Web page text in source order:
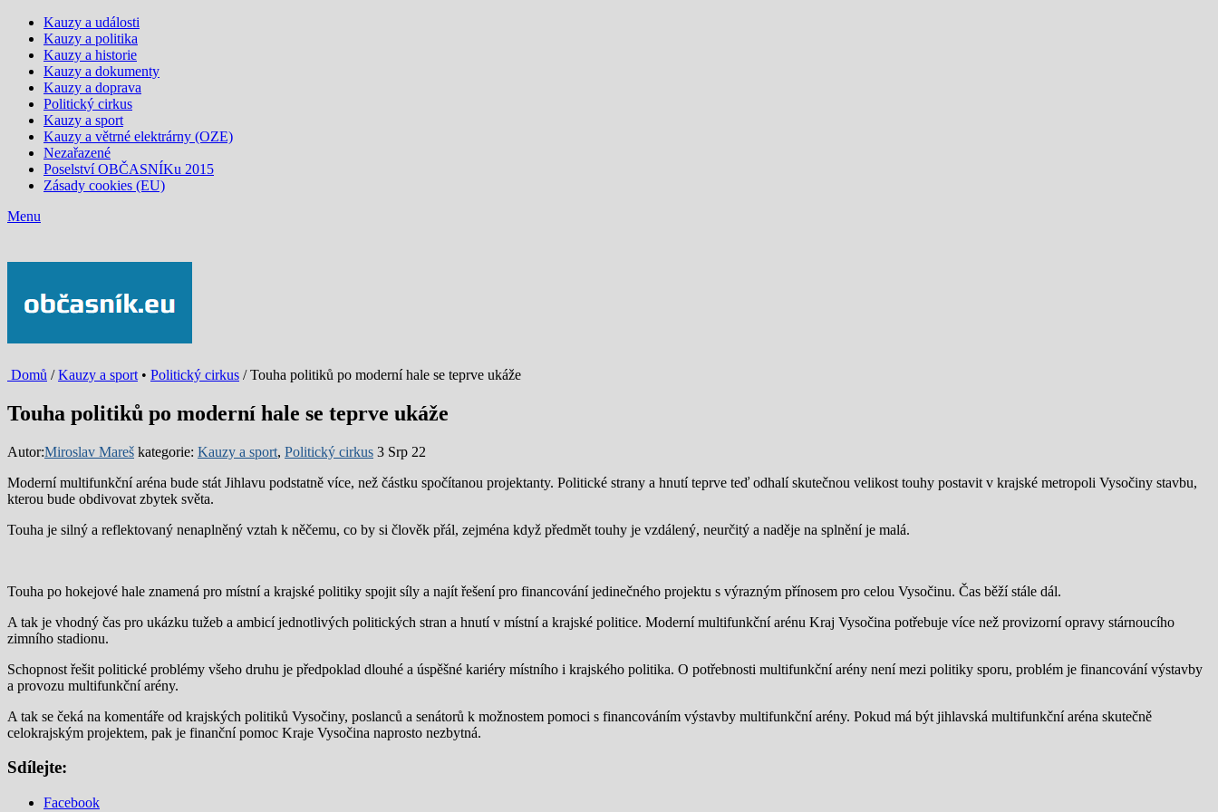
Kauzy a události
Kauzy a politika
Kauzy a historie
Kauzy a dokumenty
Kauzy a doprava
Politický cirkus
Kauzy a sport
Kauzy a větrné elektrárny (OZE)
Nezařazené
Poselství OBČASNÍKu 2015
Zásady cookies (EU)
Menu
Domů /Kauzy a sport • Politický cirkus / Touha politiků po moderní hale se teprve ukáže
Touha politiků po moderní hale se teprve ukáže
Autor:Miroslav Mareš kategorie: Kauzy a sport, Politický cirkus 3 Srp 22
Moderní multifunkční aréna bude stát Jihlavu podstatně více, než částku spočítanou projektanty. Politické strany a hnutí teprve teď odhalí skutečnou velikost touhy postavit v krajské metropoli Vysočiny stavbu,
kterou bude obdivovat zbytek světa.
Touha je silný a reflektovaný nenaplněný vztah k něčemu, co by si člověk přál, zejména když předmět touhy je vzdálený, neurčitý a naděje na splnění je malá.
Touha po hokejové hale znamená pro místní a krajské politiky spojit síly a najít řešení pro financování jedinečného projektu s výrazným přínosem pro celou Vysočinu. Čas běží stále dál.
A tak je vhodný čas pro ukázku tužeb a ambicí jednotlivých politických stran a hnutí v místní a krajské politice. Moderní multifunkční arénu Kraj Vysočina potřebuje více než provizorní opravy stárnoucího
zimního stadionu.
Schopnost řešit politické problémy všeho druhu je předpoklad dlouhé a úspěšné kariéry místního i krajského politika. O potřebnosti multifunkční arény není mezi politiky sporu, problém je financování výstavby
a provozu multifunkční arény.
A tak se čeká na komentáře od krajských politiků Vysočiny, poslanců a senátorů k možnostem pomoci s financováním výstavby multifunkční arény. Pokud má být jihlavská multifunkční aréna skutečně
celokrajským projektem, pak je finanční pomoc Kraje Vysočina naprosto nezbytná.
Sdílejte:
Facebook